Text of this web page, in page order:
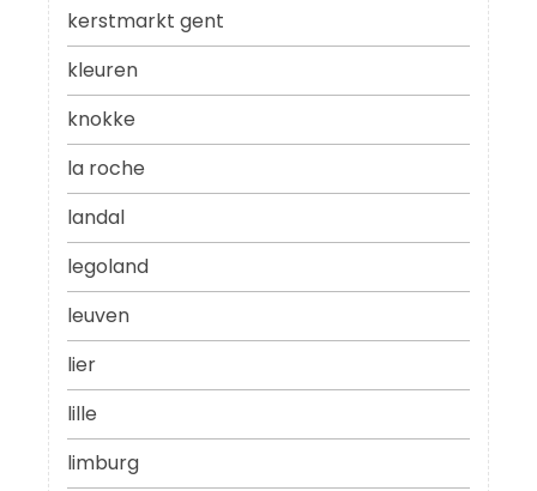
kerstmarkt gent
kleuren
knokke
la roche
landal
legoland
leuven
lier
lille
limburg